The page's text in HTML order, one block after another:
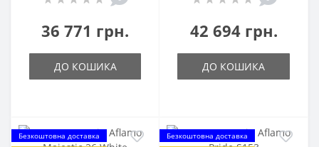
36 771 грн.
ДО КОШИКА
42 694 грн.
ДО КОШИКА
Безкоштовна доставка
Безкоштовна доставка